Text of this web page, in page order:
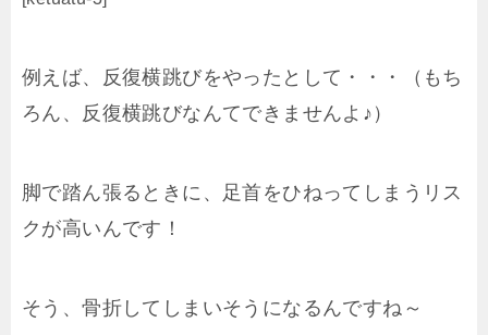
例えば、反復横跳びをやったとして・・・（もち
ろん、反復横跳びなんてできませんよ♪）
脚で踏ん張るときに、足首をひねってしまうリス
クが高いんです！
そう、骨折してしまいそうになるんですね～